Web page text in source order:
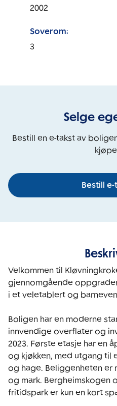
2002
Soverom:
3
Selge
Bestill en e-takst av
Bestill
Velkommen til
gjennomgående
i et veletablert og
Boligen har en moderne
innvendige overflater og
2023. Første etasje har en
og kjøkken, med utgang til
og hage. Beliggenheten
og mark. Bergheimskogen
fritidspark er kun en kort